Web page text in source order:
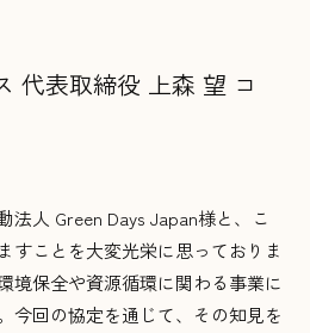
代表取締役 上森 望 コ
法人 Green Days Japan様と、こ
すことを大変光栄に思っておりま
境保全や資源循環に関わる事業に
今回の協定を通じて、その知見を